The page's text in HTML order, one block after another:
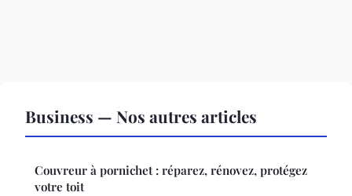
Business — Nos autres articles
Couvreur à pornichet : réparez, rénovez, protégez
votre toit